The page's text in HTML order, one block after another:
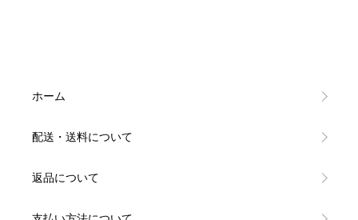
ホーム
配送・送料について
返品について